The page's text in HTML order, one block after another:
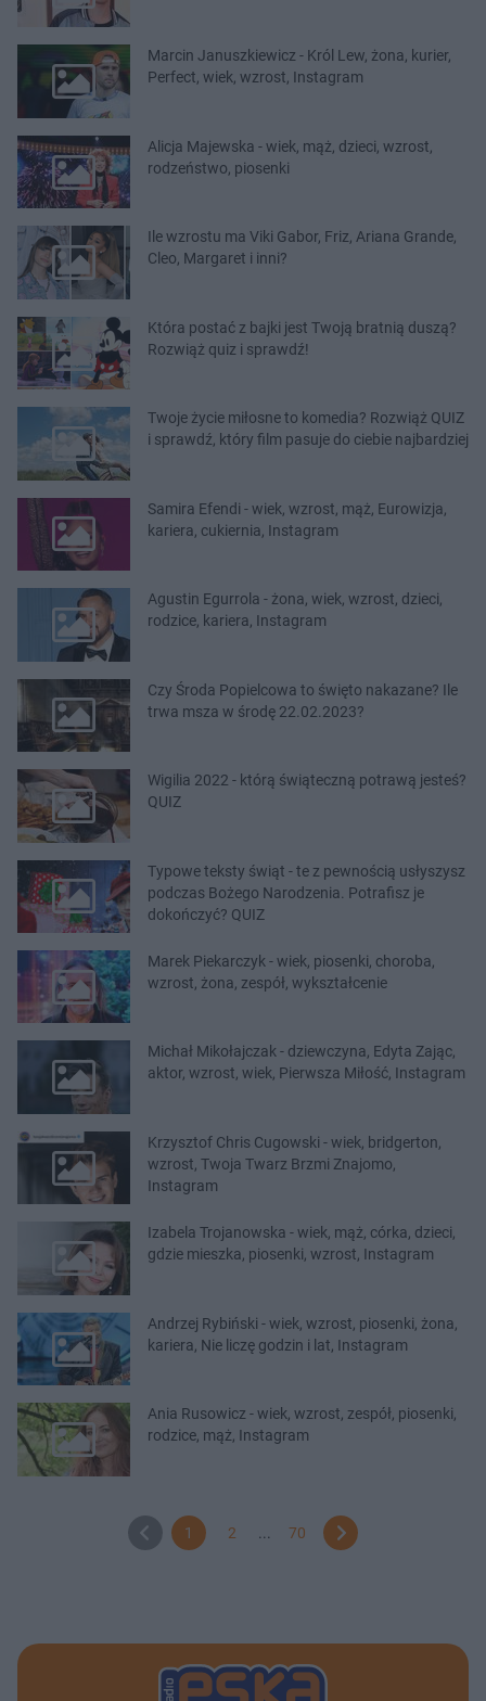
Marcin Januszkiewicz - Król Lew, żona, kurier,
Perfect, wiek, wzrost, Instagram
Alicja Majewska - wiek, mąż, dzieci, wzrost,
rodzeństwo, piosenki
Ile wzrostu ma Viki Gabor, Friz, Ariana Grande,
Cleo, Margaret i inni?
Która postać z bajki jest Twoją bratnią duszą?
Rozwiąż quiz i sprawdź!
Twoje życie miłosne to komedia? Rozwiąż QUIZ
i sprawdź, który film pasuje do ciebie najbardziej
Samira Efendi - wiek, wzrost, mąż, Eurowizja,
kariera, cukiernia, Instagram
Agustin Egurrola - żona, wiek, wzrost, dzieci,
rodzice, kariera, Instagram
Czy Środa Popielcowa to święto nakazane? Ile
trwa msza w środę 22.02.2023?
Wigilia 2022 - którą świąteczną potrawą jesteś?
QUIZ
Typowe teksty świąt - te z pewnością usłyszysz
podczas Bożego Narodzenia. Potrafisz je
dokończyć? QUIZ
Marek Piekarczyk - wiek, piosenki, choroba,
wzrost, żona, zespół, wykształcenie
Michał Mikołajczak - dziewczyna, Edyta Zając,
aktor, wzrost, wiek, Pierwsza Miłość, Instagram
Krzysztof Chris Cugowski - wiek, bridgerton,
wzrost, Twoja Twarz Brzmi Znajomo,
Instagram
Izabela Trojanowska - wiek, mąż, córka, dzieci,
gdzie mieszka, piosenki, wzrost, Instagram
Andrzej Rybiński - wiek, wzrost, piosenki, żona,
kariera, Nie liczę godzin i lat, Instagram
Ania Rusowicz - wiek, wzrost, zespół, piosenki,
rodzice, mąż, Instagram
1 2 70